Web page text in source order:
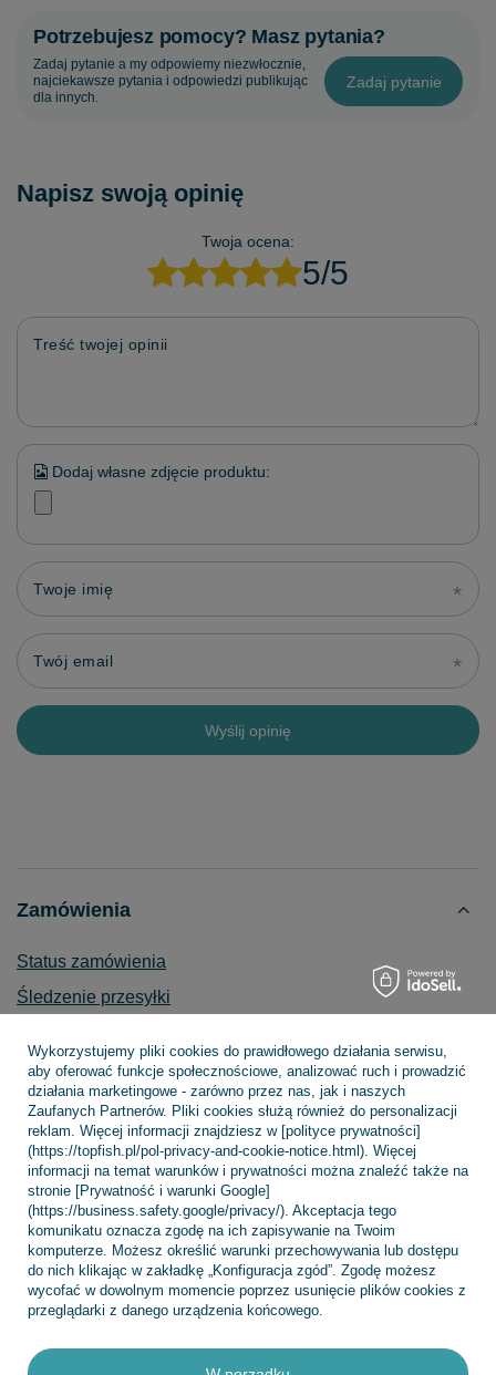
Potrzebujesz pomocy? Masz pytania?
Zadaj pytanie a my odpowiemy niezwłocznie,
najciekawsze pytania i odpowiedzi publikując
dla innych.
Zadaj pytanie
Napisz swoją opinię
Twoja ocena:
5/5
Treść twojej opinii
Dodaj własne zdjęcie produktu:
Twoje imię
Twój email
Wyślij opinię
Zamówienia
Status zamówienia
Śledzenie przesyłki
Chcę zwrócić produkt
Chcę wymienić towar
Kontakt
Konto
Regulaminy
Wykorzystujemy pliki cookies do prawidłowego działania serwisu,
aby oferować funkcje społecznościowe, analizować ruch i prowadzić
działania marketingowe - zarówno przez nas, jak i naszych
Zaufanych Partnerów. Pliki cookies służą również do personalizacji
reklam. Więcej informacji znajdziesz w [polityce prywatności]
(https://topfish.pl/pol-privacy-and-cookie-notice.html). Więcej
informacji na temat warunków i prywatności można znaleźć także na
stronie [Prywatność i warunki Google]
(https://business.safety.google/privacy/). Akceptacja tego
komunikatu oznacza zgodę na ich zapisywanie na Twoim
komputerze. Możesz określić warunki przechowywania lub dostępu
do nich klikając w zakładkę „Konfiguracja zgód”. Zgodę możesz
wycofać w dowolnym momencie poprzez usunięcie plików cookies z
przeglądarki z danego urządzenia końcowego.